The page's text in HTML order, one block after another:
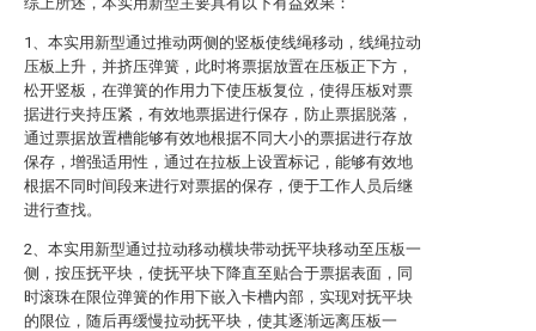
1、本实用新型通过推动两侧的竖板使线绳移动，线绳拉动
压板上升，并挤压弹簧，此时将票据放置在压板正下方，
松开竖板，在弹簧的作用力下使压板复位，使得压板对票
据进行夹持压紧，有效地票据进行保存，防止票据脱落，
通过票据放置槽能够有效地根据不同大小的票据进行存放
保存，增强适用性，通过在拉板上设置标记，能够有效地
根据不同时间段来进行对票据的保存，便于工作人员后继
进行查找。
2、本实用新型通过拉动移动横块带动抚平块移动至压板一
侧，按压抚平块，使抚平块下降直至贴合于票据表面，同
时滚珠在限位弹簧的作用下嵌入卡槽内部，实现对抚平块
的限位，随后再缓慢拉动抚平块，使其逐渐远离压板一